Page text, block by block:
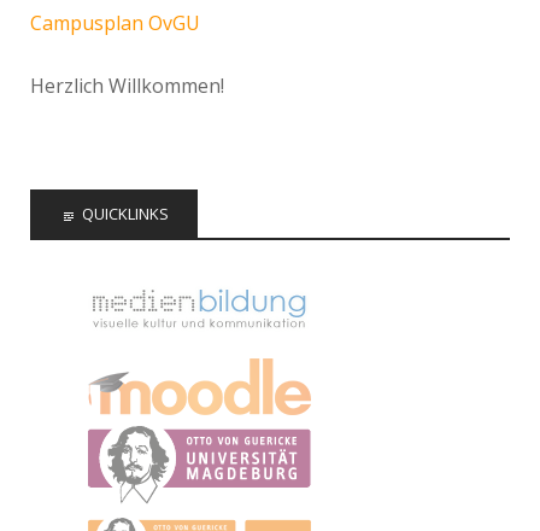
Campusplan OvGU
Herzlich Willkommen!
QUICKLINKS